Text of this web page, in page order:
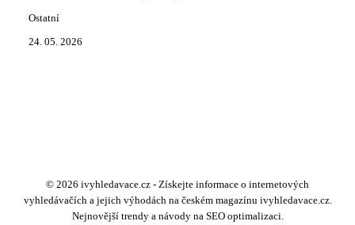
Ostatní
24. 05. 2026
© 2026 ivyhledavace.cz - Získejte informace o internetových
vyhledávačích a jejich výhodách na českém magazínu ivyhledavace.cz.
Nejnovější trendy a návody na SEO optimalizaci.